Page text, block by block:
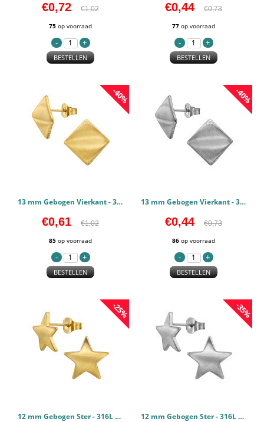
€0,72 €1,02
75 op voorraad
BESTELLEN
€0,44 €0,73
77 op voorraad
BESTELLEN
-40%
13 mm Gebogen Vierkant - 316L chirurgisch roestvrij staal Oorstekers PCJW50137
€0,61 €1,02
85 op voorraad
BESTELLEN
-40%
13 mm Gebogen Vierkant - 316L chirurgisch roestvrij staal Oorstekers PCJW50136
€0,44 €0,73
86 op voorraad
BESTELLEN
-25%
12 mm Gebogen Ster - 316L chirurgisch roestvrij staal Oorstekers PCJW50135
-35%
12 mm Gebogen Ster - 316L chirurgisch roestvrij staal Oorstekers PCJW50134